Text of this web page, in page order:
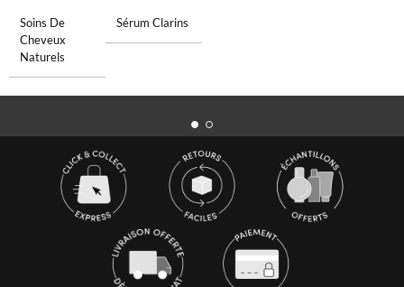
Soins De
Cheveux
Naturels
Sérum Clarins